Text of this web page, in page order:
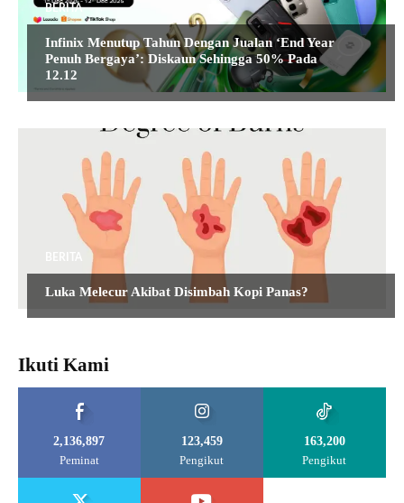
BERITA
Infinix Menutup Tahun Dengan Jualan ‘End Year
Penuh Bergaya’: Diskaun Sehingga 50% Pada
12.12
Luka Melecur Akibat Disimbah Kopi Panas?
Ikuti Kami
2,136,897
Peminat
123,459
Pengikut
163,200
Pengikut